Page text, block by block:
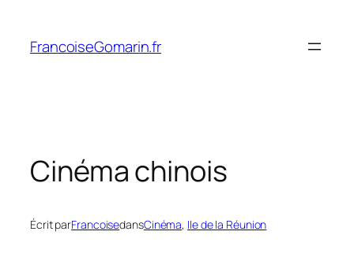
contenu
FrancoiseGomarin.fr
Cinéma chinois
Écrit parFrancoisedansCinéma, Ile de la Réunion